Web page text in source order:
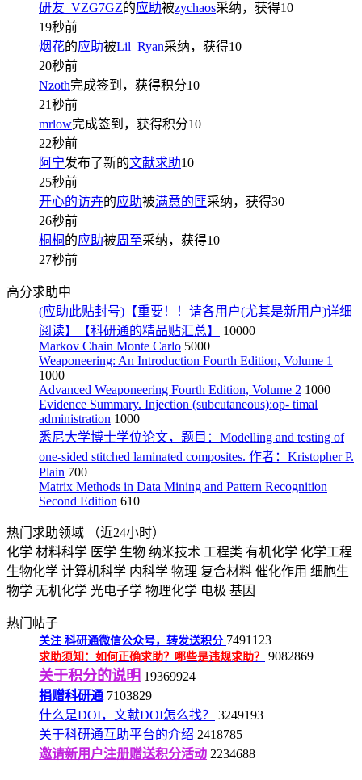
研友_VZG7GZ的应助被zychaos采纳，获得10
19秒前
烟花的应助被Lil_Ryan采纳，获得10
20秒前
Nzoth完成签到，获得积分10
21秒前
mrlow完成签到，获得积分10
22秒前
阿宁发布了新的文献求助10
25秒前
开心的访卉的应助被满意的匪采纳，获得30
26秒前
桐桐 的应助被周至采纳，获得10
27秒前
高分求助中
(应助此贴封号)【重要！！请各用户(尤其是新用户)详细
阅读】【科研通的精品贴汇总】
10000
Markov Chain Monte Carlo 5000
Weaponeering: An Introduction Fourth Edition, Volume 1
1000
Advanced Weaponeering Fourth Edition, Volume 2 1000
Evidence Summary. Injection (subcutaneous):op- timal
administration 1000
悉尼大学博士学位论文，题目：Modelling and testing of
one-sided stitched laminated composites. 作者：Kristopher P.
Plain 700
Matrix Methods in Data Mining and Pattern Recognition
Second Edition 610
热门求助领域
（近24小时）
化学 材料科学 医学 生物 纳米技术 工程类 有机化学 化学工程
生物化学 计算机科学 内科学 物理 复合材料 催化作用 细胞生
物学 无机化学 光电子学 物理化学 电极 基因
热门帖子
关注 科研通微信公众号，转发送积分 7491123
求助须知：如何正确求助？哪些是违规求助？ 9082869
关于积分的说明 19369924
捐赠科研通 7103829
什么是DOI，文献DOI怎么找？
3249193
关于科研通互助平台的介绍 2418785
邀请新用户注册赠送积分活动 2234688